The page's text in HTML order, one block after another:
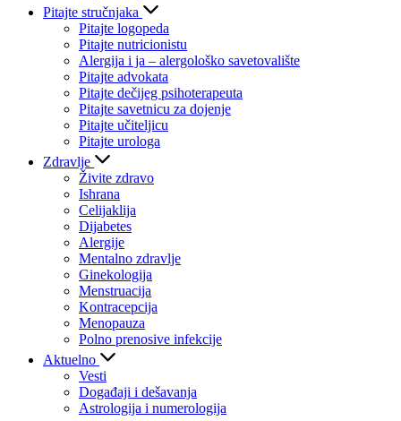
Pitajte stručnjaka
Pitajte logopeda
Pitajte nutricionistu
Alergija i ja – alergološko savetovalište
Pitajte advokata
Pitajte dečijeg psihoterapeuta
Pitajte savetnicu za dojenje
Pitajte učiteljicu
Pitajte urologa
Zdravlje
Živite zdravo
Ishrana
Celijaklija
Dijabetes
Alergije
Mentalno zdravlje
Ginekologija
Menstruacija
Kontracepcija
Menopauza
Polno prenosive infekcije
Aktuelno
Vesti
Događaji i dešavanja
Astrologija i numerologija